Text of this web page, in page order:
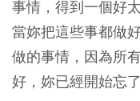
事情，得到一個好
當妳把這些事都做
做的事情，因為所
好，妳已經開始忘